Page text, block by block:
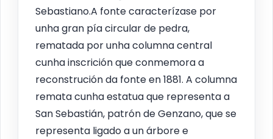
Sebastiano.A fonte caracterízase por
unha gran pía circular de pedra,
rematada por unha columna central
cunha inscrición que conmemora a
reconstrución da fonte en 1881. A columna
remata cunha estatua que representa a
San Sebastián, patrón de Genzano, que se
representa ligado a un árbore e